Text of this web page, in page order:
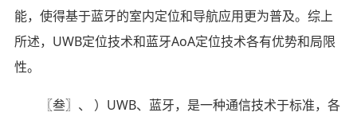
能，使得基于蓝牙的室内定位和导航应用更为普及。综上
所述，UWB定位技术和蓝牙AoA定位技术各有优势和局限
性。
〖叁〗、 ）UWB、蓝牙，是一种通信技术于标准，各